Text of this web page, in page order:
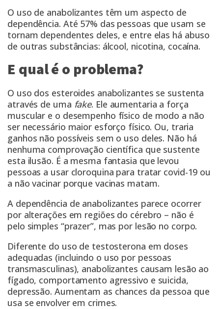
O uso de anabolizantes têm um aspecto de
dependência. Até 57% das pessoas que usam se
tornam dependentes deles, e entre elas há abuso
de outras substâncias: álcool, nicotina, cocaína.
E qual é o problema?
O uso dos esteroides anabolizantes se sustenta
através de uma fake. Ele aumentaria a força
muscular e o desempenho físico de modo a não
ser necessário maior esforço físico. Ou, traria
ganhos não possíveis sem o uso deles. Não há
nenhuma comprovação científica que sustente
esta ilusão. É a mesma fantasia que levou
pessoas a usar cloroquina para tratar covid-19 ou
a não vacinar porque vacinas matam.
A dependência de anabolizantes parece ocorrer
por alterações em regiões do cérebro – não é
pelo simples “prazer”, mas por lesão no corpo.
Diferente do uso de testosterona em doses
adequadas (incluindo o uso por pessoas
transmasculinas), anabolizantes causam lesão ao
fígado, comportamento agressivo e suicida,
depressão. Aumentam as chances da pessoa que
usa se envolver em crimes.